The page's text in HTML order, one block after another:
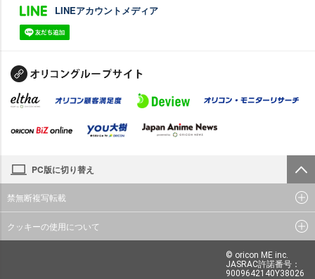
LINEアカウントメディア
PC版に切り替え
禁無断複写転載
クッキーの使用について
© oricon ME inc.
JASRAC許諾番号：
9009642140Y38026